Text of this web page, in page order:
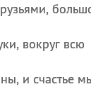
вокруг всю
и счастье